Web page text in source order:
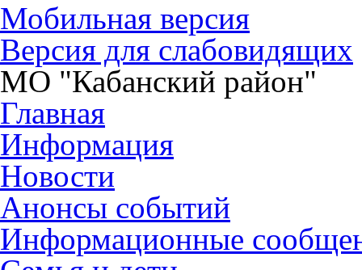
Мобильная версия
Версия для слабовидящих
МО "Кабанский район"
Главная
Информация
Новости
Анонсы событий
Информационные